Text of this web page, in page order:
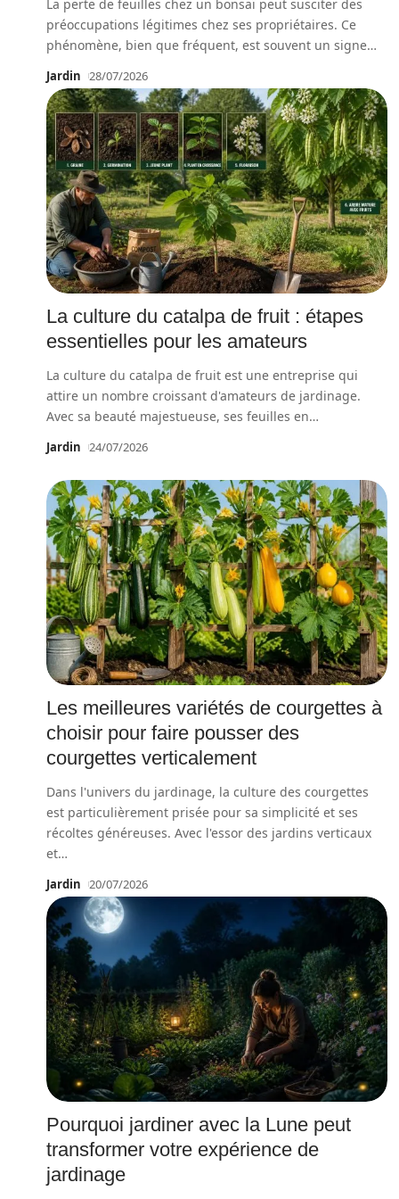
La perte de feuilles chez un bonsaï peut susciter des
préoccupations légitimes chez ses propriétaires. Ce
phénomène, bien que fréquent, est souvent un signe…
Jardin 28/07/2026
La culture du catalpa de fruit : étapes
essentielles pour les amateurs
La culture du catalpa de fruit est une entreprise qui
attire un nombre croissant d'amateurs de jardinage.
Avec sa beauté majestueuse, ses feuilles en…
Jardin 24/07/2026
Les meilleures variétés de courgettes à
choisir pour faire pousser des
courgettes verticalement
Dans l'univers du jardinage, la culture des courgettes
est particulièrement prisée pour sa simplicité et ses
récoltes généreuses. Avec l'essor des jardins verticaux
et…
Jardin 20/07/2026
Pourquoi jardiner avec la Lune peut
transformer votre expérience de
jardinage